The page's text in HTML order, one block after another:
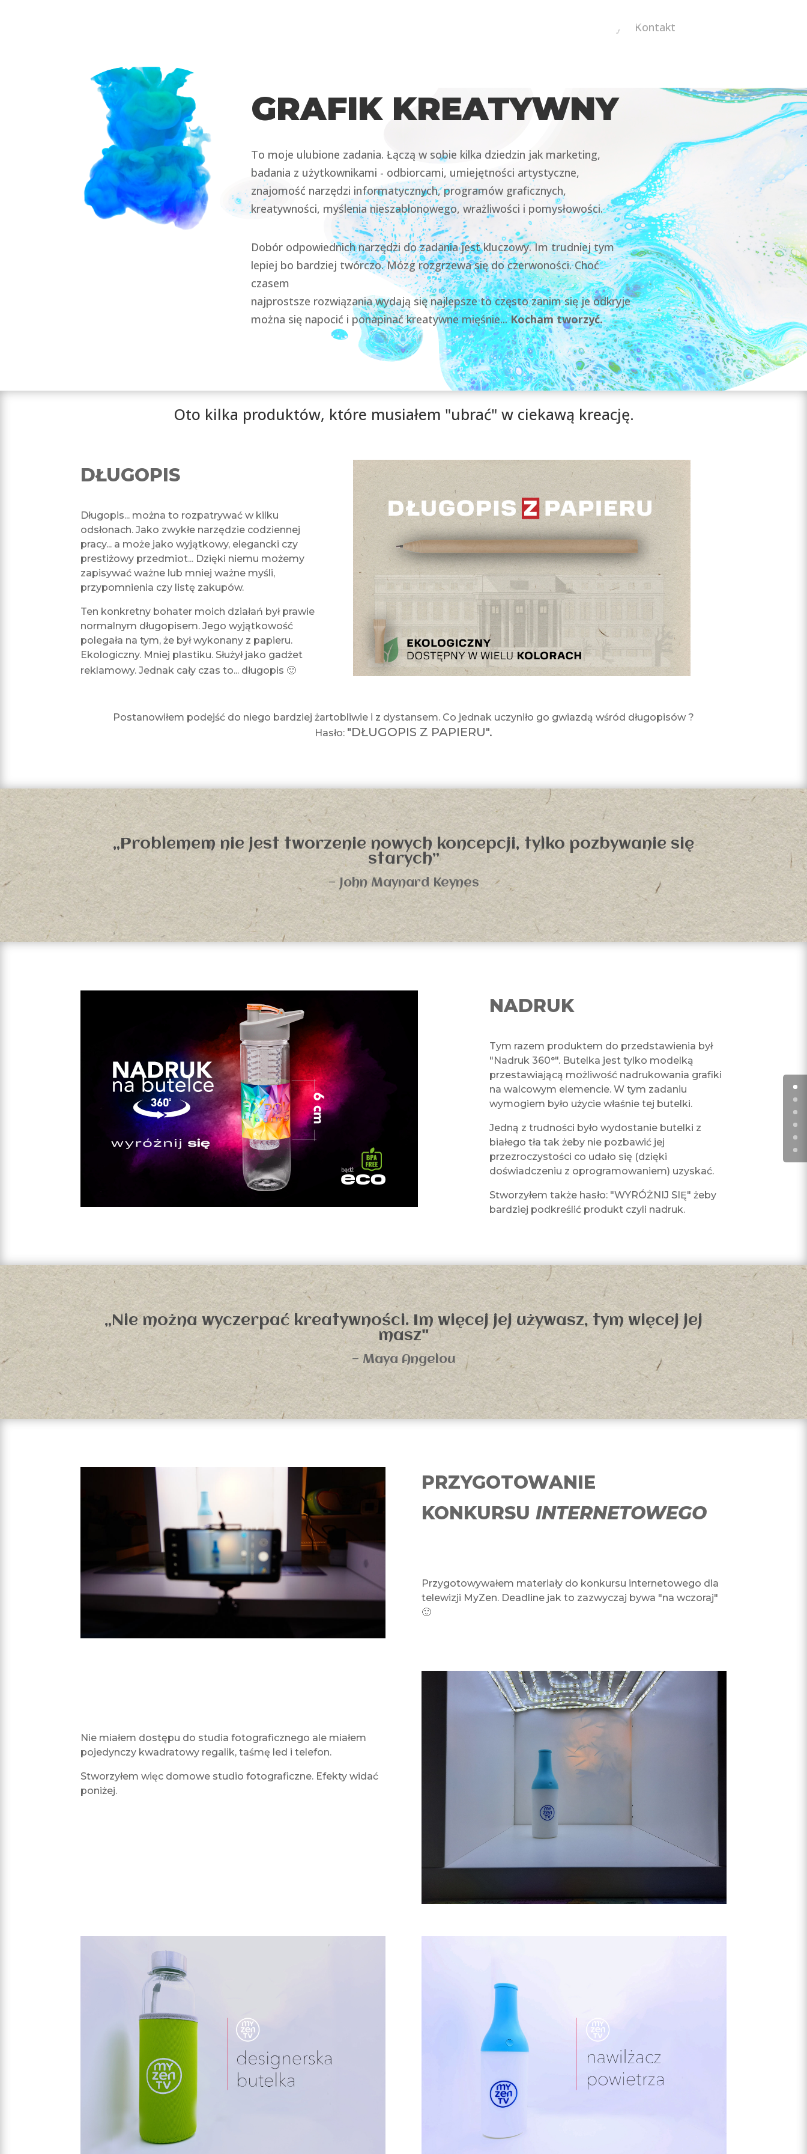
Certyfikaty Kontakt
GRAFIK KREATYWNY
To moje ulubione zadania. Łączą w sobie kilka dziedzin jak marketing,
badania z użytkownikami - odbiorcami, umiejętności artystyczne,
znajomość narzędzi informatycznych, programów graficznych,
kreatywności, myślenia nieszablonowego, wrażliwości i pomysłowości.
Dobór odpowiednich narzędzi do zadania jest kluczowy. Im trudniej tym
lepiej bo bardziej twórczo. Mózg rozgrzewa się do czerwoności. Choć
czasem
najprostsze rozwiązania wydają się najlepsze to często zanim się je odkryje
można się napocić i ponapinać kreatywne mięśnie...Kocham tworzyć.
Oto kilka produktów, które musiałem "ubrać" w ciekawą kreację.
DŁUGOPIS
Długopis... można to rozpatrywać w kilku
odsłonach. Jako zwykłe narzędzie codziennej
pracy... a może jako wyjątkowy, elegancki czy
prestiżowy przedmiot... Dzięki niemu możemy
zapisywać ważne lub mniej ważne myśli,
przypomnienia czy listę zakupów.
Ten konkretny bohater moich działań był prawie
normalnym długopisem. Jego wyjątkowość
polegała na tym, że był wykonany z papieru.
Ekologiczny. Mniej plastiku. Służył jako gadżet
reklamowy. Jednak cały czas to... długopis 🙂
Postanowiłem podejść do niego bardziej żartobliwie i z dystansem. Co jednak uczyniło go gwiazdą wśród długopisów ?
Hasło: "DŁUGOPIS Z PAPIERU".
„Problemem nie jest tworzenie nowych koncepcji, tylko pozbywanie się
starych”
— John Maynard Keynes
NADRUK
Tym razem produktem do przedstawienia był
"Nadruk 360°". Butelka jest tylko modelką
przestawiającą możliwość nadrukowania grafiki
na walcowym elemencie. W tym zadaniu
wymogiem było użycie właśnie tej butelki.
Jedną z trudności było wydostanie butelki z
białego tła tak żeby nie pozbawić jej
przezroczystości co udało się (dzięki
doświadczeniu z oprogramowaniem) uzyskać.
Stworzyłem także hasło: "WYRÓŻNIJ SIĘ" żeby
bardziej podkreślić produkt czyli nadruk.
„Nie można wyczerpać kreatywności. Im więcej jej używasz, tym więcej jej
masz"
— Maya Angelou
PRZYGOTOWANIE
KONKURSU INTERNETOWEGO
Przygotowywałem materiały do konkursu internetowego dla
telewizji MyZen. Deadline jak to zazwyczaj bywa "na wczoraj"
🙂
Nie miałem dostępu do studia fotograficznego ale miałem
pojedynczy kwadratowy regalik, taśmę led i telefon.
Stworzyłem więc domowe studio fotograficzne. Efekty widać
poniżej.